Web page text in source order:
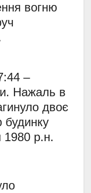
вогню
–
Нажаль в
двоє
будинку
1980 р.н.